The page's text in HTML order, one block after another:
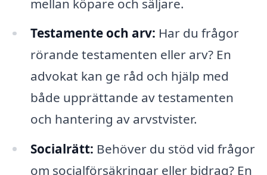
mellan köpare och säljare.
Testamente och arv: Har du frågor
rörande testamenten eller arv? En
advokat kan ge råd och hjälp med
både upprättande av testamenten
och hantering av arvstvister.
Socialrätt: Behöver du stöd vid frågor
om socialförsäkringar eller bidrag? En